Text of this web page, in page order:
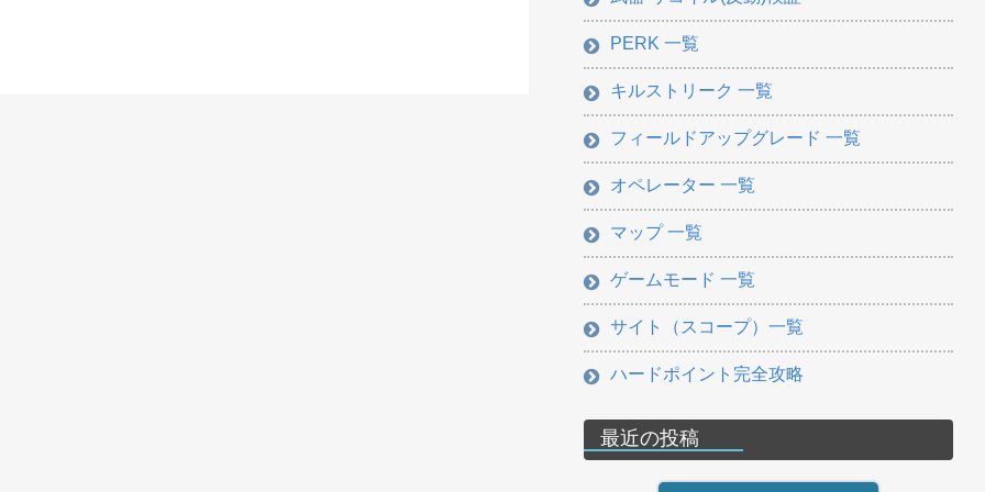
PERK 一覧
キルストリーク 一覧
フィールドアップグレード 一覧
オペレーター 一覧
マップ 一覧
ゲームモード 一覧
サイト（スコープ）一覧
ハードポイント完全攻略
最近の投稿